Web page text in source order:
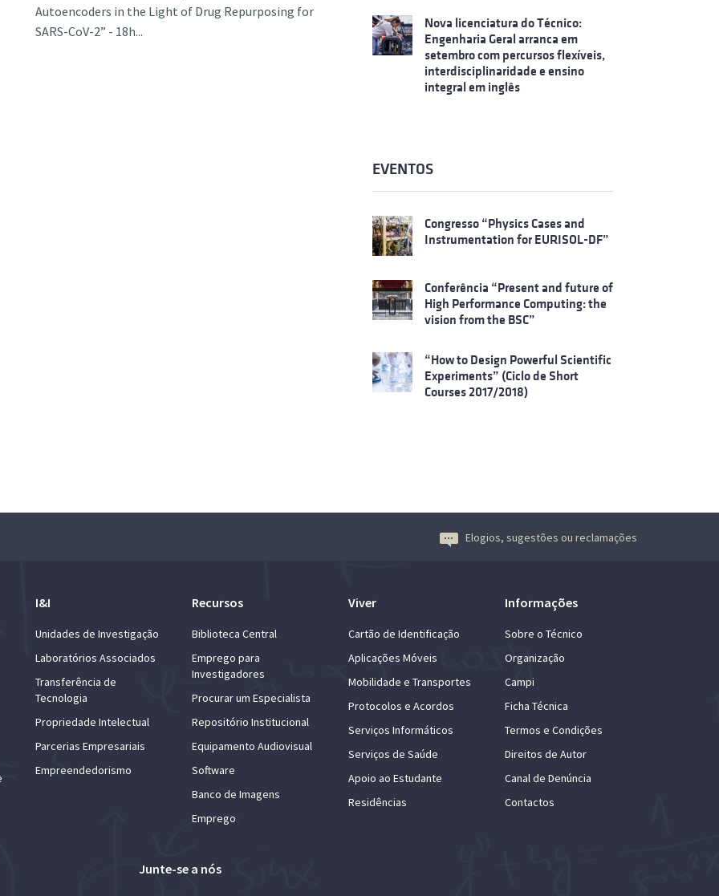
Autoencoders in the Light of Drug Repurposing for
SARS-CoV-2” - 18h...
Nova licenciatura do Técnico:
Engenharia Geral arranca em
setembro com percursos flexíveis,
interdisciplinaridade e ensino
integral em inglês
EVENTOS
Congresso “Physics Cases and
Instrumentation for EURISOL-DF”
Conferência “Present and future of
High Performance Computing: the
vision from the BSC”
“How to Design Powerful Scientific
Experiments” (Ciclo de Short
Courses 2017/2018)
Elogios, sugestões ou reclamações
I&I
Unidades de Investigação
Laboratórios Associados
Transferência de
Tecnologia
Propriedade Intelectual
Parcerias Empresariais
Empreendedorismo
Recursos
Biblioteca Central
Emprego para
Investigadores
Procurar um Especialista
Repositório Institucional
Equipamento Audiovisual
Software
Banco de Imagens
Emprego
Viver
Cartão de Identificação
Aplicações Móveis
Mobilidade e Transportes
Protocolos e Acordos
Serviços Informáticos
Serviços de Saúde
Apoio ao Estudante
Residências
Informações
Sobre o Técnico
Organização
Campi
Ficha Técnica
Termos e Condições
Direitos de Autor
Canal de Denúncia
Contactos
Junte-se a nós